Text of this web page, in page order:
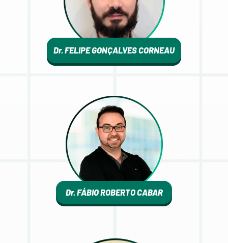
Dr. FELIPE GONÇALVES CORNEAU
Dr. FÁBIO ROBERTO CABAR